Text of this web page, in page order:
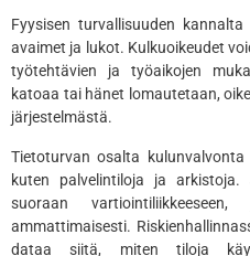
Fyysisen turvallisuuden
avaimet ja lukot. Kulkuoikeudet
työtehtävien ja työaikojen
katoaa tai hänet lomautetaan,
järjestelmästä.
Tietoturvan osalta
kuten palvelintiloja ja arkistoja.
suoraan
ammattimaisesti.
dataa siitä, miten tiloja